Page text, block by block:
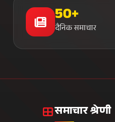
50+
दैनिक समाचार
समाचार श्रेणी